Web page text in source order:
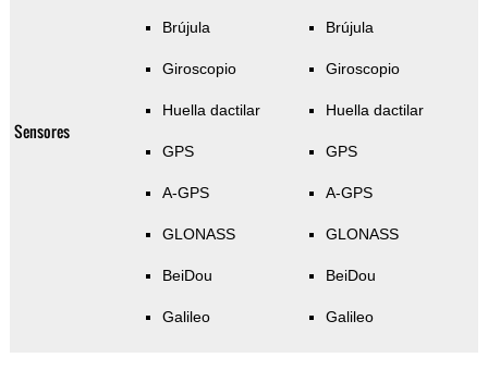
Sensores
Brújula
Giroscopio
Huella dactilar
GPS
A-GPS
GLONASS
BeiDou
Galileo
Brújula
Giroscopio
Huella dactilar
GPS
A-GPS
GLONASS
BeiDou
Galileo